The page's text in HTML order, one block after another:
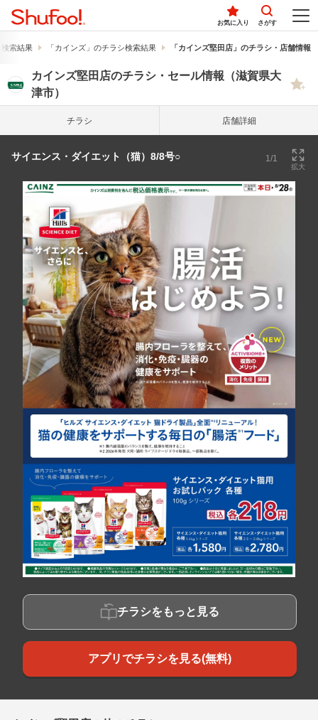
お気に入り さがす
索結果 「カインズ」のチラシ検索結果 「カインズ堅田店」のチラシ・店舗情報
カインズ堅田店のチラシ・セール情報（滋賀県大
津市）
チラシ 店舗詳細
サイエンス・ダイエット（猫）8/8号○ 1/1
拡大
チラシをもっと見る
アプリでチラシを見る(無料)